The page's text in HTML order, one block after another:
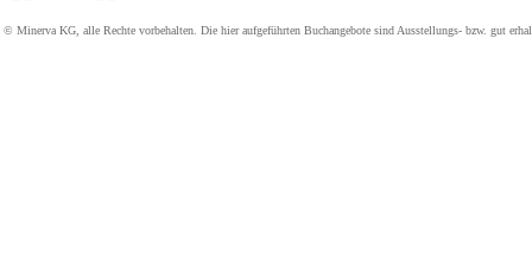
© Minerva KG, alle Rechte vorbehalten. Die hier aufgeführten Buchangebote sind Ausstellungs- bzw. gut